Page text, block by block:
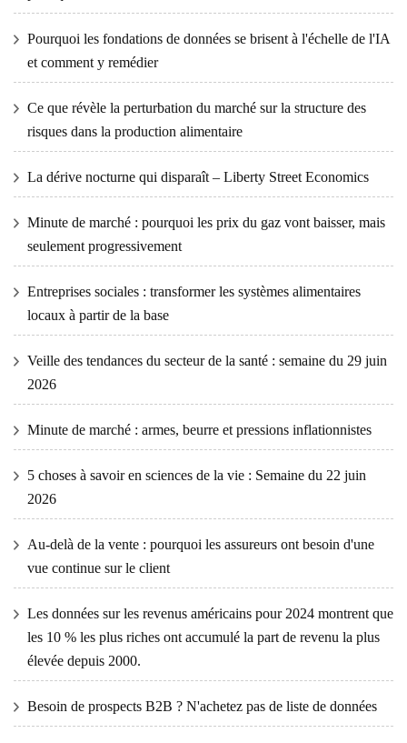
Pourquoi les fondations de données se brisent à l'échelle de l'IA
et comment y remédier
Ce que révèle la perturbation du marché sur la structure des
risques dans la production alimentaire
La dérive nocturne qui disparaît – Liberty Street Economics
Minute de marché : pourquoi les prix du gaz vont baisser, mais
seulement progressivement
Entreprises sociales : transformer les systèmes alimentaires
locaux à partir de la base
Veille des tendances du secteur de la santé : semaine du 29 juin
2026
Minute de marché : armes, beurre et pressions inflationnistes
5 choses à savoir en sciences de la vie : Semaine du 22 juin
2026
Au-delà de la vente : pourquoi les assureurs ont besoin d'une
vue continue sur le client
Les données sur les revenus américains pour 2024 montrent que
les 10 % les plus riches ont accumulé la part de revenu la plus
élevée depuis 2000.
Besoin de prospects B2B ? N'achetez pas de liste de données